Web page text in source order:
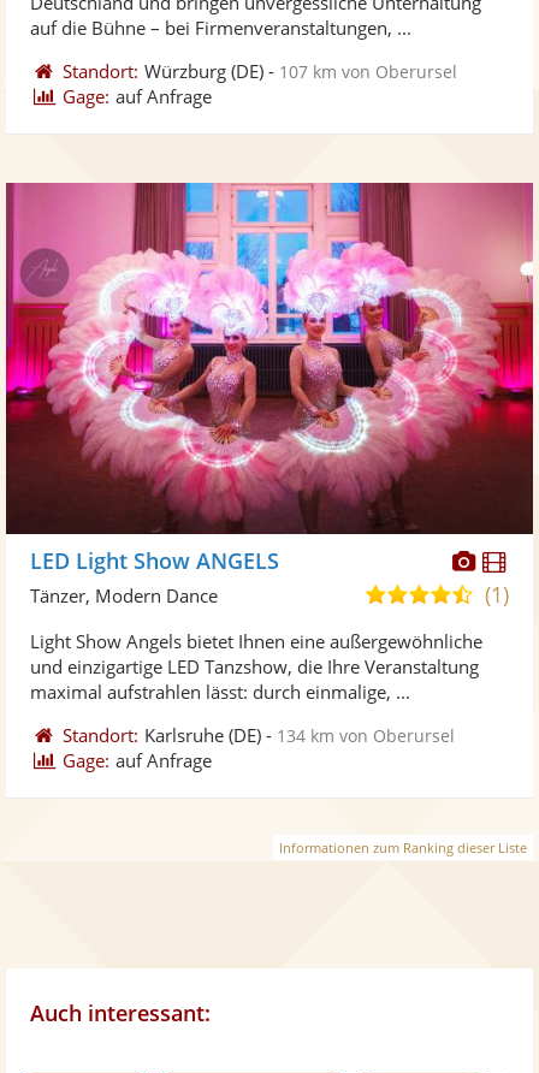
auf die Bühne – bei Firmenveranstaltungen, ...
Standort: Würzburg (DE) - 107 km von Oberursel
Gage: auf Anfrage
Fotos
LED Light Show ANGELS
4,5
5
Sternen
(1)
Tänzer, Modern Dance
Light Show Angels bietet Ihnen eine außergewöhnliche
und einzigartige LED Tanzshow, die Ihre Veranstaltung
maximal aufstrahlen lässt: durch einmalige, ...
Standort: Karlsruhe (DE) - 134 km von Oberursel
Gage: auf Anfrage
Informationen zum Ranking dieser Liste
Auch interessant: